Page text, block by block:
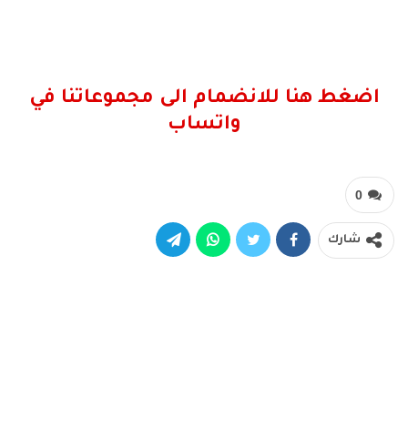
اضغط هنا للانضمام الى مجموعاتنا في
واتساب
0
شارك